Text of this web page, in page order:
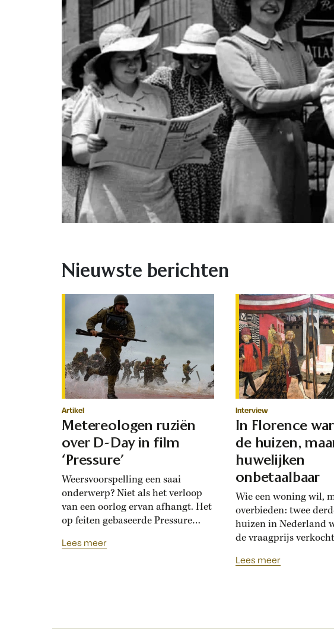
Nieuwste berichten
Artikel
Metereologen ruziën
over D-Day in film
‘Pressure’
Weersvoorspelling een saai
onderwerp? Niet als het verloop
van een oorlog ervan afhangt. Het
op feiten gebaseerde Pressure
tussen geallieerde meteorologen
maand eerder was gepland,
Lees meer
Interview
In Florence
de huizen,
huwelijken
onbetaalbaar
Wie een woning wil,
overbieden: twee
huizen in Nederland
de vraagprijs
ook last van
Lees meer